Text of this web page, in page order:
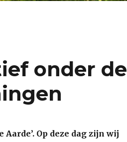
onder de
Op deze dag zijn wij